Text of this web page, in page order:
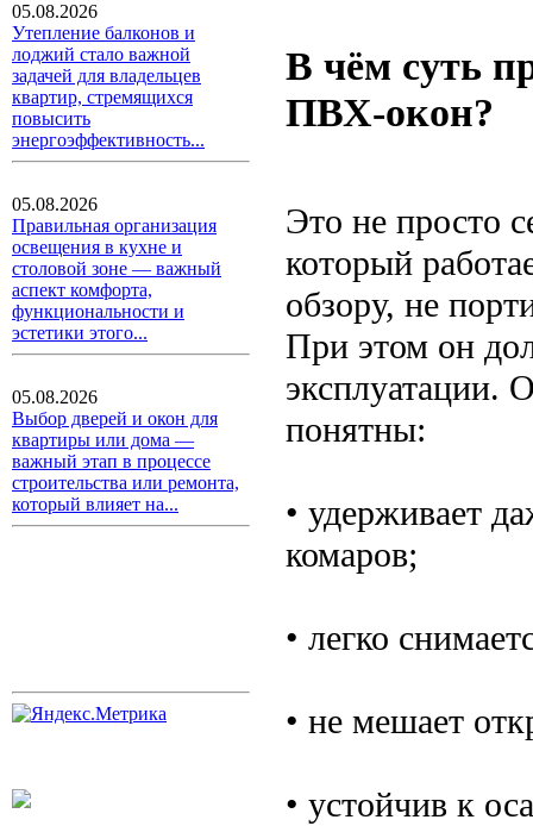
05.08.2026
Утепление балконов и
лоджий стало важной
задачей для владельцев
квартир, стремящихся
повысить
энергоэффективность...
05.08.2026
Правильная организация
освещения в кухне и
столовой зоне — важный
аспект комфорта,
функциональности и
эстетики этого...
05.08.2026
Выбор дверей и окон для
квартиры или дома —
важный этап в процессе
строительства или ремонта,
который влияет на...
В чём суть
ПВХ-окон?
Это не просто
который
обзору, не
При этом он
эксплуатации.
понятны:
• удерживает
комаров;
• легко
• не мешает
• устойчив к